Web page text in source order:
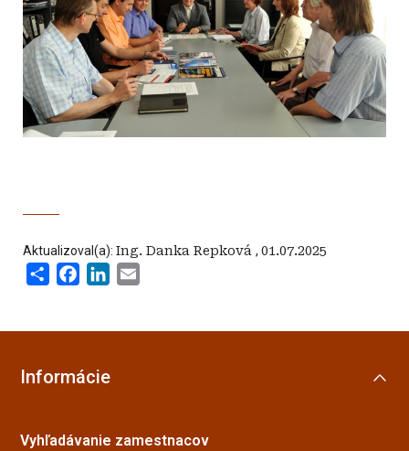
Aktualizoval(a): Ing. Danka Repková , 01.07.2025
Share FacebookLinkedIn
Informácie
Vyhľadávanie zamestnacov